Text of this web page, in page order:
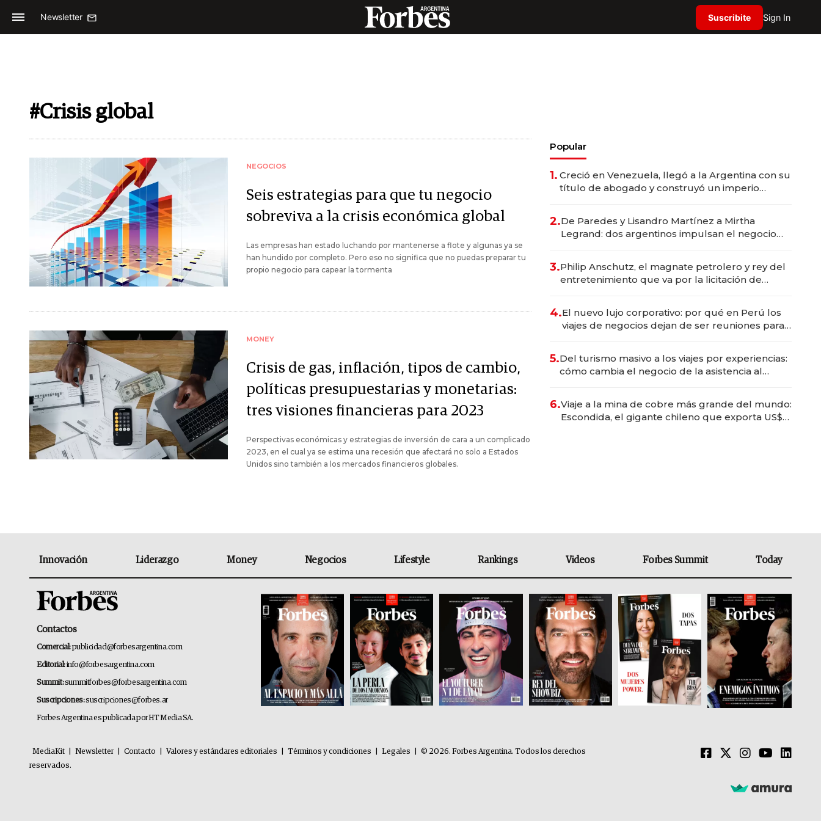
Newsletter Suscribite Sign In
#Crisis global
NEGOCIOS
Seis estrategias para que tu negocio
sobreviva a la crisis económica global
Las empresas han estado luchando por mantenerse a flote y algunas ya se
han hundido por completo. Pero eso no significa que no puedas preparar tu
propio negocio para capear la tormenta
MONEY
Crisis de gas, inflación, tipos de cambio,
políticas presupuestarias y monetarias:
tres visiones financieras para 2023
Perspectivas económicas y estrategias de inversión de cara a un complicado
2023, en el cual ya se estima una recesión que afectará no solo a Estados
Unidos sino también a los mercados financieros globales.
Popular
1. Creció en Venezuela, llegó a la Argentina con su
título de abogado y construyó un imperio
2.De Paredes y Lisandro Martínez a Mirtha
Legrand: dos argentinos impulsan el negocio
3.Philip Anschutz, el magnate petrolero y rey del
entretenimiento que va por la licitación de
4.El nuevo lujo corporativo: por qué en Perú los
viajes de negocios dejan de ser reuniones para
5.Del turismo masivo a los viajes por experiencias:
cómo cambia el negocio de la asistencia al
6.Viaje a la mina de cobre más grande del mundo:
Escondida, el gigante chileno que exporta US$
Innovación Liderazgo Money Negocios Lifestyle Rankings Videos Forbes Summit Today
Contactos
Comercial:publicidad@forbesargentina.com
Editorial:info@forbesargentina.com
Summit:summitforbes@forbesargentina.com
Suscripciones:suscripciones@forbes.ar
Forbes Argentina es publicada por HT Media SA.
MediaKit Newsletter Contacto Valores y estándares editoriales Términos y condiciones Legales
© 2026. Forbes Argentina. Todos los derechos
reservados.